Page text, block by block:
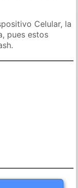
Celular, la
pues estos